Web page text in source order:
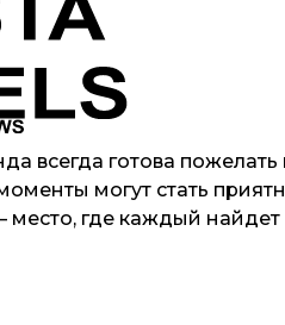
всегда готова
могут стать
место, где каждый найдет